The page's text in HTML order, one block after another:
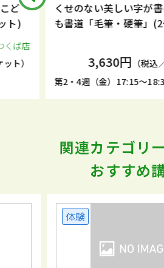
書ける こど
(2チケット)
込／2チケット）
くせのない美
も書道「毛筆
3,630
第2・4週（金）
関連カテゴリ
おすすめ